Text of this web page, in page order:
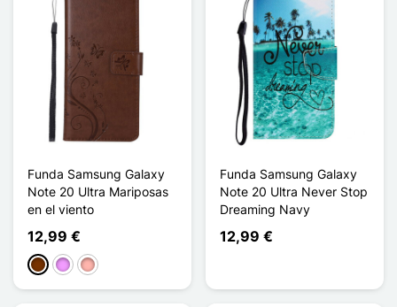
Funda Samsung Galaxy
Note 20 Ultra Mariposas
en el viento
12,99 €
CaféMorado claro
Oro rosa
Funda Samsung Galaxy
Note 20 Ultra Never Stop
Dreaming Navy
12,99 €